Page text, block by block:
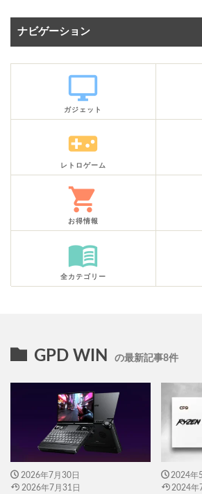
ナビゲーション
desktop_windows
ガジェット
videogame_asset
レトロゲーム
shopping_cart
お得情報
menu_book
全カテゴリー
GPD WIN の最新記事8件
2026年7月30日
2026年7月31日
2024年
2024年